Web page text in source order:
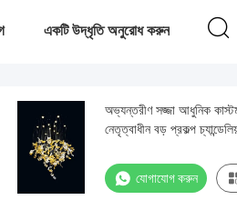
একটি উদ্ধৃতি অনুরোধ করুন
অভ্যন্তরীণ সজ্জা আধুনিক
নেতৃত্বাধীন বড় প্রকল্প
যোগাযোগ করুন